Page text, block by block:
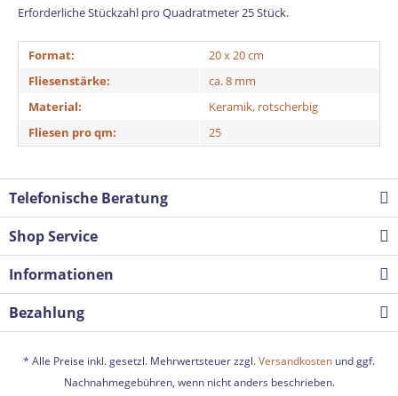
Erforderliche Stückzahl pro Quadratmeter 25 Stück.
Format:
20 x 20 cm
Fliesenstärke:
ca. 8 mm
Material:
Keramik, rotscherbig
Fliesen pro qm:
25
Telefonische Beratung
Shop Service
Informationen
Bezahlung
* Alle Preise inkl. gesetzl. Mehrwertsteuer zzgl.Versandkosten und ggf.
Nachnahmegebühren, wenn nicht anders beschrieben.